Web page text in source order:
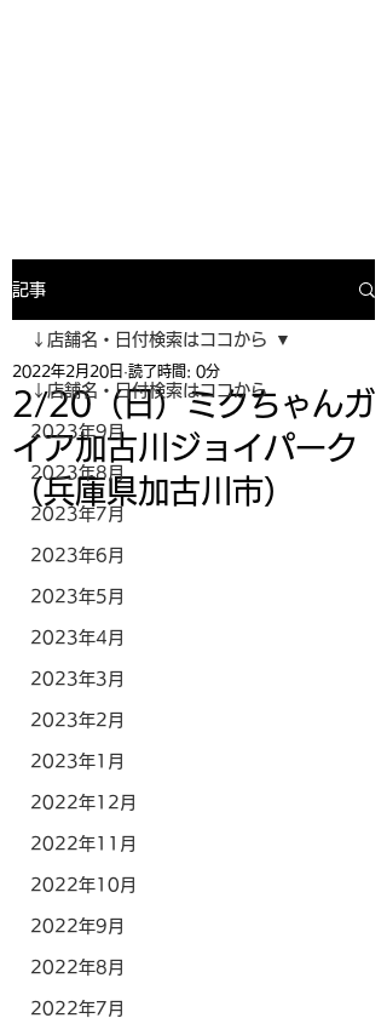
記事
↓店舗名・日付検索はココから
2023年9月
2023年8月
2023年7月
2023年6月
2023年5月
2023年4月
2023年3月
2023年2月
2023年1月
2022年12月
2022年11月
2022年10月
2022年9月
2022年8月
2022年7月
↓店舗名・日付検索はココから
2/20（日）ミクちゃんガ
イア加古川ジョイパーク
（兵庫県加古川市）
2022年2月20日 読了時間: 0分